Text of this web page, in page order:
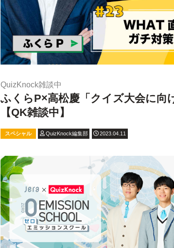
QuizKnock雑談中
ふくらP×高松慶「クイズ大会に向
【QK雑談中】
スペシャル QuizKnock編集部 2023.04.11